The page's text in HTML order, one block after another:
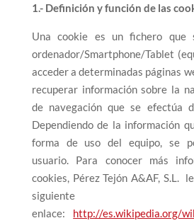
1.- Definición y función de las
Una cookie es un fichero que
ordenador/Smartphone/Tablet
acceder a determinadas páginas
recuperar información sobre la
de navegación que se efectúa
Dependiendo de la información
forma de uso del equipo, se
usuario. Para conocer más
cookies, Pérez Tejón A&AF, S.L.
siguiente
enlace: http://es.wikipedia.org/